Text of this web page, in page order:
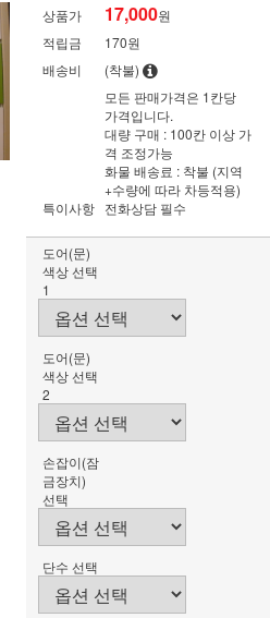
상품가 17,000원
적립금
170원
배송비
(착불)
특이사항
모든 판매가격은 1칸당
가격입니다.
대량 구매 : 100칸 이상 가
격 조정가능
화물 배송료 : 착불 (지역
+수량에 따라 차등적용)
전화상담 필수
도어(문)
색상 선택
1
도어(문)
색상 선택
2
손잡이(잠
금장치)
선택
단수 선택